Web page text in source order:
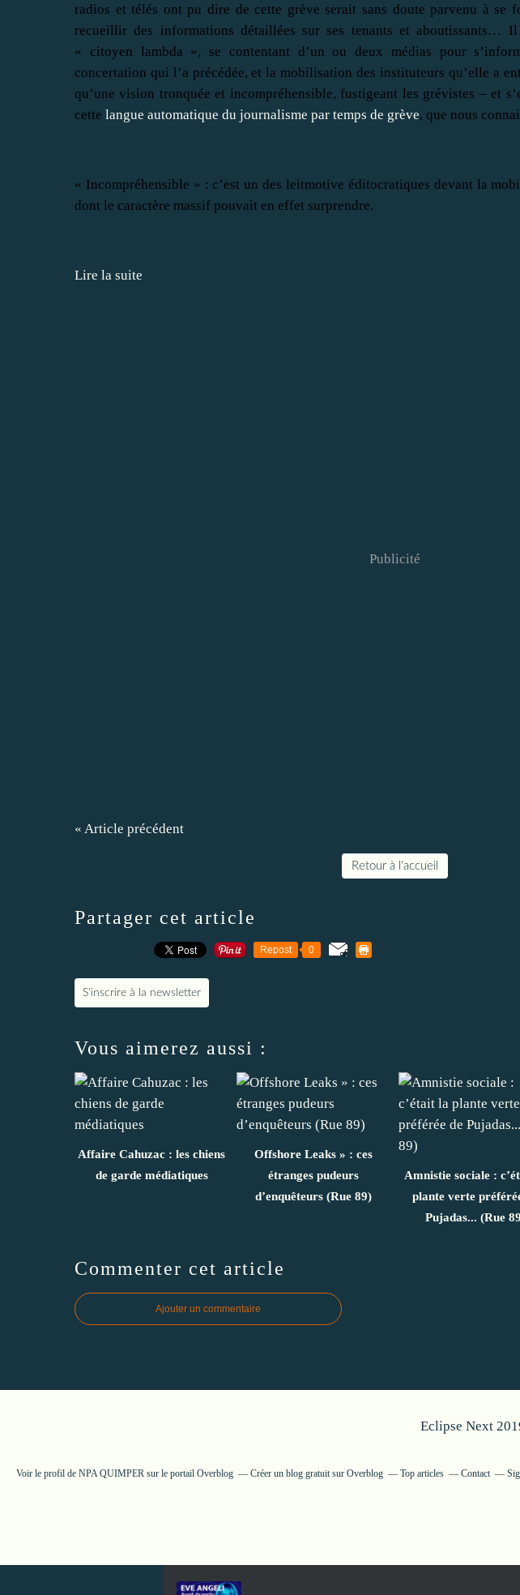
radios et télés ont pu dire de cette grève serait sans doute parvenu à se
recueillir des informations détaillées sur ses tenants et aboutissants… Il
« citoyen lambda », se contentant d’un ou deux médias pour
concertation qui l’a précédée, et la mobilisation des instituteurs qu’elle a
qu’une vision tronquée et incompréhensible, fustigeant les grévistes – et
cette langue automatique du journalisme par temps de grève, que nous
« Incompréhensible » : c’est un des leitmotive éditocratiques devant la
dont le caractère massif pouvait en effet surprendre.
Lire la suite
Publicité
« Article précédent
Retour à l'accueil
Partager cet article
Repost 0
S'inscrire à la newsletter
Vous aimerez aussi :
Affaire Cahuzac : les chiens
de garde médiatiques
Offshore Leaks » : ces
étranges pudeurs
d’enquêteurs (Rue 89)
Amnistie sociale :
plante verte
Pujadas... (Rue
Commenter cet article
Ajouter un commentaire
Eclipse Next
Voir le profil de NPA QUIMPER sur le portail Overblog Créer un blog gratuit sur Overblog Top articles Contact